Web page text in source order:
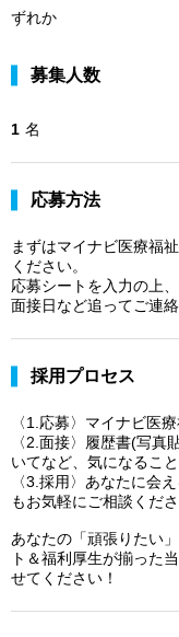
ずれか
募集人数
1 名
応募方法
まずはマイナビ医療福
ください。
応募シートを入力の上
面接日など追ってご連絡
採用プロセス
〈1.応募〉マイナビ医
〈2.面接〉履歴書(写真
いてなど、気になるこ
〈3.採用〉あなたに会
もお気軽にご相談くだ
あなたの「頑張りたい
ト＆福利厚生が揃った
せてください！